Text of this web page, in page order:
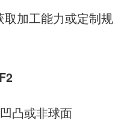
加工能力或定制规
凸或非球面